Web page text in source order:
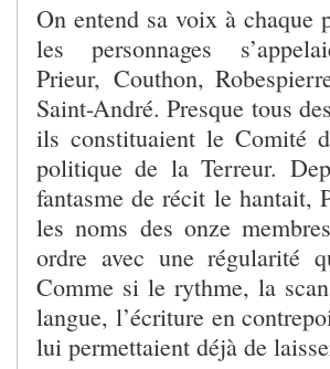
On entend sa voix à chaque
les personnages
Prieur, Couthon,
Saint-André. Presque tous
ils constituaient le Comité
politique de la Terreur.
fantasme de récit le hantait,
les noms des onze
ordre avec une régularité
Comme si le rythme, la
langue, l’écriture en
lui permettaient déjà de